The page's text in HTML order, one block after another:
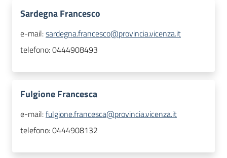
Sardegna Francesco
e-mail:sardegna.francesco@provincia.vicenza.it
telefono:0444908493
Fulgione Francesca
e-mail:fulgione.francesca@provincia.vicenza.it
telefono:0444908132